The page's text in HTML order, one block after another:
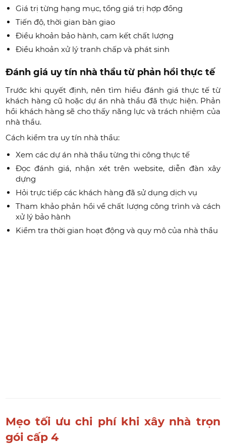
Giá trị từng hạng mục, tổng giá trị hợp đồng
Tiến độ, thời gian bàn giao
Điều khoản bảo hành, cam kết chất lượng
Điều khoản xử lý tranh chấp và phát sinh
Đánh giá uy tín nhà thầu từ phản hồi thực tế
Trước khi quyết định, nên tìm hiểu đánh giá thực tế từ
khách hàng cũ hoặc dự án nhà thầu đã thực hiện. Phản
hồi khách hàng sẽ cho thấy năng lực và trách nhiệm của
nhà thầu.
Cách kiểm tra uy tín nhà thầu:
Xem các dự án nhà thầu từng thi công thực tế
Đọc đánh giá, nhận xét trên website, diễn đàn xây
dựng
Hỏi trực tiếp các khách hàng đã sử dụng dịch vụ
Tham khảo phản hồi về chất lượng công trình và cách
xử lý bảo hành
Kiểm tra thời gian hoạt động và quy mô của nhà thầu
Mẹo tối ưu chi phí khi xây nhà trọn
gói cấp 4